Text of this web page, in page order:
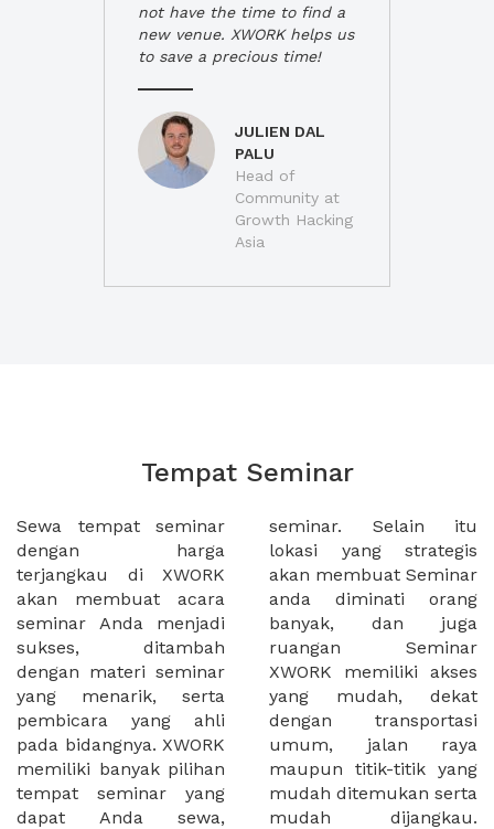
not have the time to find a
new venue. XWORK helps us
to save a precious time!
JULIEN DAL
PALU
Head of
Community at
Growth Hacking
Asia
Tempat Seminar
Sewa tempat seminar
dengan harga
terjangkau di XWORK
akan membuat acara
seminar Anda menjadi
sukses, ditambah
dengan materi seminar
yang menarik, serta
pembicara yang ahli
pada bidangnya. XWORK
memiliki banyak pilihan
tempat seminar yang
dapat Anda sewa,
seminar. Selain itu
lokasi yang strategis
akan membuat Seminar
anda diminati orang
banyak, dan juga
ruangan Seminar
XWORK memiliki akses
yang mudah, dekat
dengan transportasi
umum, jalan raya
maupun titik-titik yang
mudah ditemukan serta
mudah dijangkau.